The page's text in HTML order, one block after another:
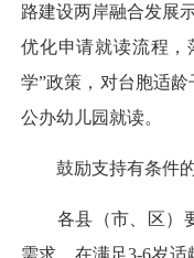
路建设两岸融合发展
优化申请就读流程，
学”政策，对台胞适
公办幼儿园就读。
鼓励支持有条件的
各县（市、区）要